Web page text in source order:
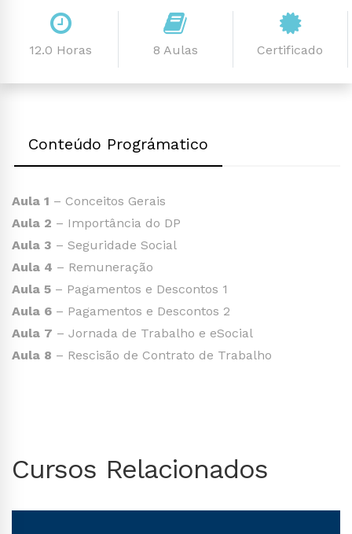
12.0 Horas 8 Aulas Certificado
Conteúdo Prográmatico
Aula 1 – Conceitos Gerais
Aula 2 – Importância do DP
Aula 3 – Seguridade Social
Aula 4 – Remuneração
Aula 5 – Pagamentos e Descontos 1
Aula 6 – Pagamentos e Descontos 2
Aula 7 – Jornada de Trabalho e eSocial
Aula 8 – Rescisão de Contrato de Trabalho
Cursos Relacionados